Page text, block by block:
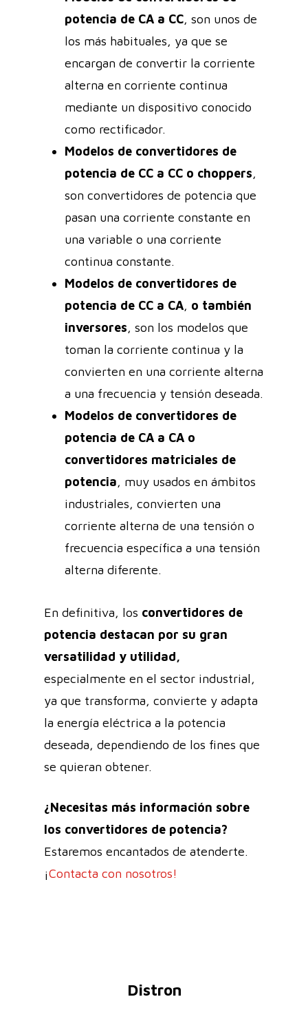
potencia de CA a CC, son unos de
los más habituales, ya que se
encargan de convertir la corriente
alterna en corriente continua
mediante un dispositivo conocido
como rectificador.
Modelos de convertidores de
potencia de CC a CC o choppers,
son convertidores de potencia que
pasan una corriente constante en
una variable o una corriente
continua constante.
Modelos de convertidores de
potencia de CC a CA, o también
inversores, son los modelos que
toman la corriente continua y la
convierten en una corriente alterna
a una frecuencia y tensión deseada.
Modelos de convertidores de
potencia de CA a CA o
convertidores matriciales de
potencia, muy usados en ámbitos
industriales, convierten una
corriente alterna de una tensión o
frecuencia específica a una tensión
alterna diferente.
En definitiva, los convertidores de
potencia destacan por su gran
versatilidad y utilidad,
especialmente en el sector industrial,
ya que transforma, convierte y adapta
la energía eléctrica a la potencia
deseada, dependiendo de los fines que
se quieran obtener.
¿Necesitas más información sobre
los convertidores de potencia?
Estaremos encantados de atenderte.
¡Contacta con nosotros!
Distron